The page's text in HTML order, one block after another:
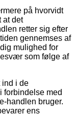
på hvorvidt
at det
retter sig efter
gennemses af
mulighed for
som følge af
ind i de
med
handlen bruger.
ens